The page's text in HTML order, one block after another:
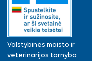
Valstybinės maisto ir
veterinarijos tarnyba